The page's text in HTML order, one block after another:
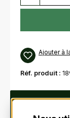
Ajouter à
Réf. produit :
Description